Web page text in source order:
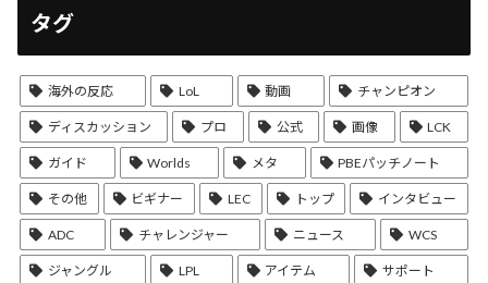
タグ
海外の反応 LoL 動画 チャンピオン
ディスカッション プロ 公式 画像 LCK
ガイド Worlds メタ PBEパッチノート
その他 ビギナー LEC トップ インタビュー
ADC チャレンジャー ニュース WCS
ジャングル LPL アイテム サポート